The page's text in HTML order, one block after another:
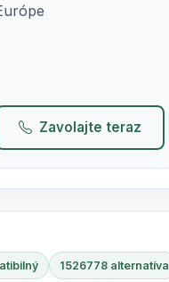
Zavolajte teraz
1526778 alternatíva